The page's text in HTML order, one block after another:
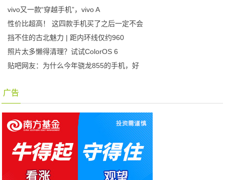
vivo又一款“穿越手机”，vivo A
性价比超高！ 这四款手机买了之后一定不会
挡不住的古北魅力 | 距内环线仅约960
照片太多懒得清理？试试ColorOS 6
贴吧网友：为什么今年骁龙855的手机，好
广告